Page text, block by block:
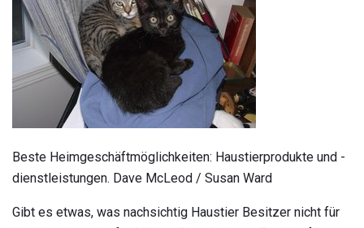
Beste Heimgeschäftmöglichkeiten: Haustierprodukte und -
dienstleistungen. Dave McLeod / Susan Ward
Gibt es etwas, was nachsichtig Haustier Besitzer nicht für